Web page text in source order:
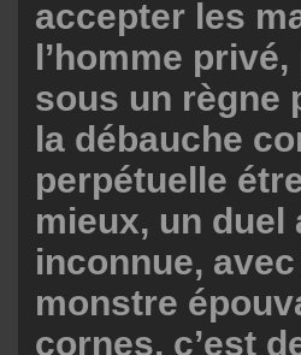
accepter les
l’homme
sous un règne
la débauche
perpétuelle
mieux, un duel
inconnue,
monstre
cornes, c’est